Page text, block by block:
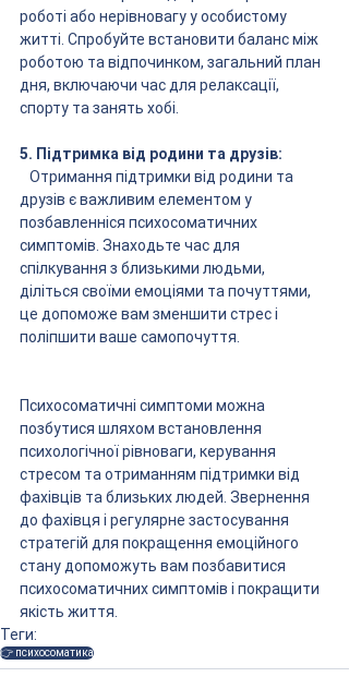
роботі або нерівновагу у особистому
житті. Спробуйте встановити баланс між
роботою та відпочинком, загальний план
дня, включаючи час для релаксації,
спорту та занять хобі.
5. Підтримка від родини та друзів:
друзів є важливим елементом у
позбавленніся психосоматичних
симптомів. Знаходьте час для
спілкування з близькими людьми,
діліться своїми емоціями та почуттями,
це допоможе вам зменшити стрес і
поліпшити ваше самопочуття.
Психосоматичні симптоми можна
позбутися шляхом встановлення
психологічної рівноваги, керування
стресом та отриманням підтримки від
фахівців та близьких людей. Звернення
до фахівця і регулярне застосування
стратегій для покращення емоційного
стану допоможуть вам позбавитися
психосоматичних симптомів і покращити
якість життя.
Теги:
👉 психосоматика